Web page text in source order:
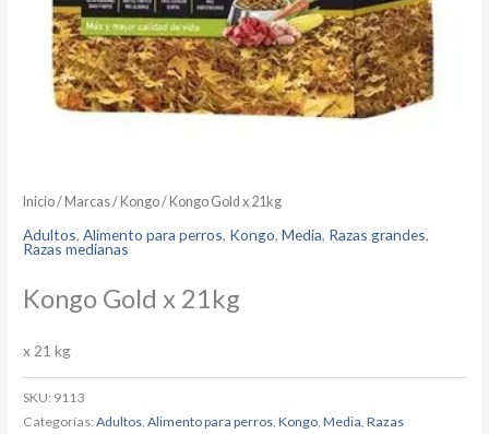
Inicio/Marcas/Kongo/ Kongo Gold x 21kg
Adultos,Alimento para perros, Kongo,Media, Razas grandes,
Razas medianas
Kongo Gold x 21kg
x 21 kg
SKU: 9113
Categorías:Adultos ,Alimento para perros ,Kongo ,Media ,Razas